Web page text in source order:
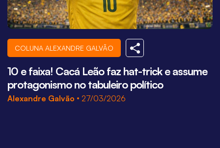
COLUNA ALEXANDRE GALVÃO
10 e faixa! Cacá Leão faz hat-trick e assume
protagonismo no tabuleiro político
Alexandre Galvão 27/03/2026